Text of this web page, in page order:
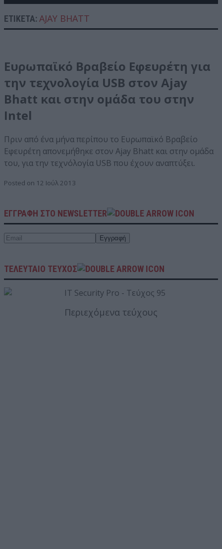
ΕΤΙΚΈΤΑ: AJAY BHATT
Ευρωπαϊκό Βραβείο Εφευρέτη για
την τεχνολογία USB στον Ajay
Bhatt και στην ομάδα του στην
Intel
Πριν από ένα μήνα περίπου το Ευρωπαϊκό Βραβείο
Εφευρέτη απονεμήθηκε στον Ajay Bhatt και στην ομάδα
του, για την τεχνόλογία USB που έχουν αναπτύξει.
Posted on 12 Ιούλ 2013
ΕΓΓΡΑΦΗ ΣΤΟ NEWSLETTER
ΤΕΛΕΥΤΑΙΟ ΤΕΥΧΟΣ
Περιεχόμενα τεύχους